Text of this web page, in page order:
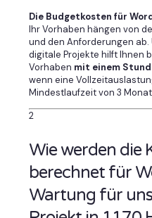
Die Budgetkosten für
Ihr Vorhaben hängen von
und den Anforderungen ab.
digitale Projekte hilft Ihnen
Vorhaben mit einem
wenn eine
Mindestlaufzeit von 3
2
Wie werden die
berechnet für
Wartung für